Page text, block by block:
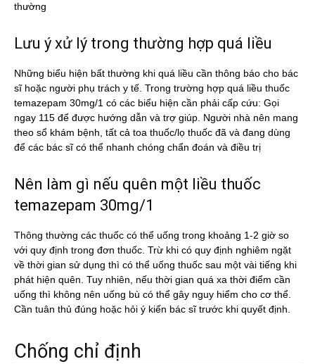
thường
Lưu ý xử lý trong thường hợp quá liều
Những biểu hiện bất thường khi quá liều cần thông báo cho bác
sĩ hoặc người phụ trách y tế. Trong trường hợp quá liều thuốc
temazepam 30mg/1 có các biểu hiện cần phải cấp cứu: Gọi
ngay 115 để được hướng dẫn và trợ giúp. Người nhà nên mang
theo sổ khám bệnh, tất cả toa thuốc/lọ thuốc đã và đang dùng
để các bác sĩ có thể nhanh chóng chẩn đoán và điều trị
Nên làm gì nếu quên một liều thuốc
temazepam 30mg/1
Thông thường các thuốc có thể uống trong khoảng 1-2 giờ so
với quy định trong đơn thuốc. Trừ khi có quy định nghiêm ngặt
về thời gian sử dụng thì có thể uống thuốc sau một vài tiếng khi
phát hiện quên. Tuy nhiên, nếu thời gian quá xa thời điểm cần
uống thì không nên uống bù có thể gây nguy hiểm cho cơ thể.
Cần tuân thủ đúng hoặc hỏi ý kiến bác sĩ trước khi quyết định.
Chống chỉ định